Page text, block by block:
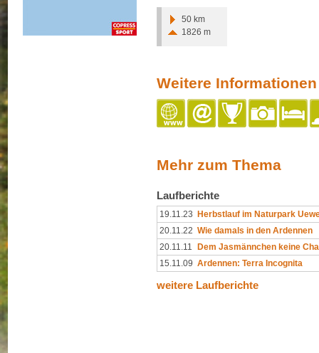
50 km
1826 m
Weitere Informationen
Mehr zum Thema
Laufberichte
19.11.23 Herbstlauf im Naturpark
20.11.22 Wie damals in den Ardennen
20.11.11
Dem Jasmännchen keine
15.11.09 Ardennen: Terra Incognita
weitere Laufberichte